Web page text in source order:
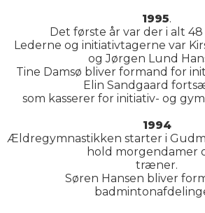
1995.
Det første år var der i alt
Lederne og initiativtagerne var
og Jørgen Lund
Tine Damsø bliver formand for
Elin Sandgaard
som kasserer for initiativ- og
1994
Ældregymnastikken starter i
hold morgendamer
træner.
Søren Hansen bliver